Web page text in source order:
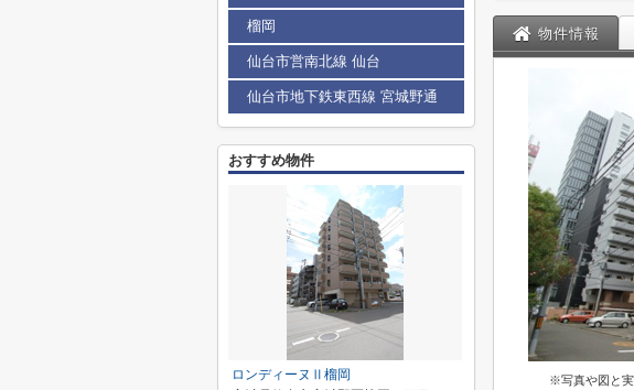
物件情報
※写真や図と
榴岡
仙台市営南北線 仙台
仙台市地下鉄東西線 宮城野通
おすすめ物件
ロンディーヌⅡ榴岡